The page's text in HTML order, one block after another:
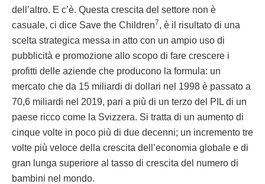
dell’altro. E c’è. Questa crescita del settore non è
casuale, ci dice Save the Children7, è il risultato di una
scelta strategica messa in atto con un ampio uso di
pubblicità e promozione allo scopo di fare crescere i
profitti delle aziende che producono la formula: un
mercato che da 15 miliardi di dollari nel 1998 è passato a
70,6 miliardi nel 2019, pari a più di un terzo del PIL di un
paese ricco come la Svizzera. Si tratta di un aumento di
cinque volte in poco più di due decenni; un incremento tre
volte più veloce della crescita dell’economia globale e di
gran lunga superiore al tasso di crescita del numero di
bambini nel mondo.